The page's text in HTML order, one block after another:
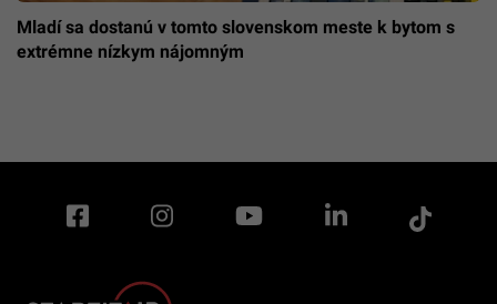
Mladí sa dostanú v tomto slovenskom meste k bytom s
extrémne nízkym nájomným